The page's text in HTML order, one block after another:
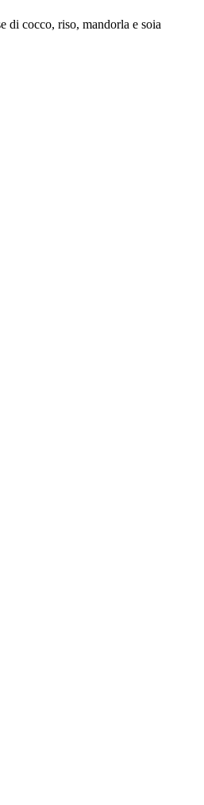
di cocco, riso, mandorla e soia